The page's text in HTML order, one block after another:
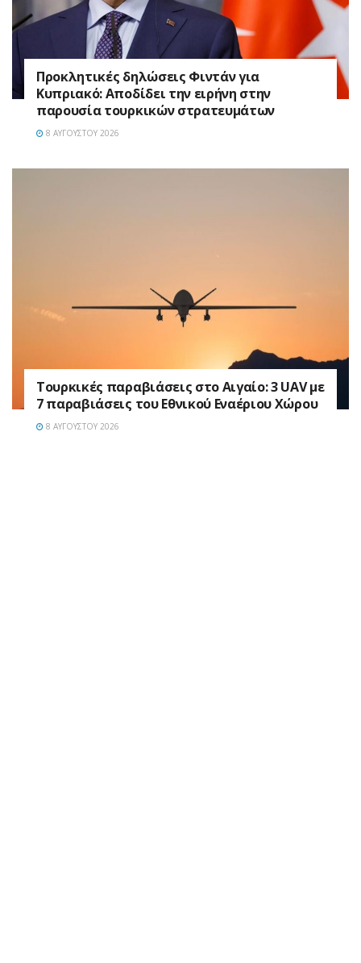
Προκλητικές δηλώσεις Φιντάν για
Κυπριακό: Αποδίδει την ειρήνη στην
παρουσία τουρκικών στρατευμάτων
8 ΑΥΓΟΎΣΤΟΥ 2026
Τουρκικές παραβιάσεις στο Αιγαίο: 3 UAV με
7 παραβιάσεις του Εθνικού Εναέριου Χώρου
8 ΑΥΓΟΎΣΤΟΥ 2026